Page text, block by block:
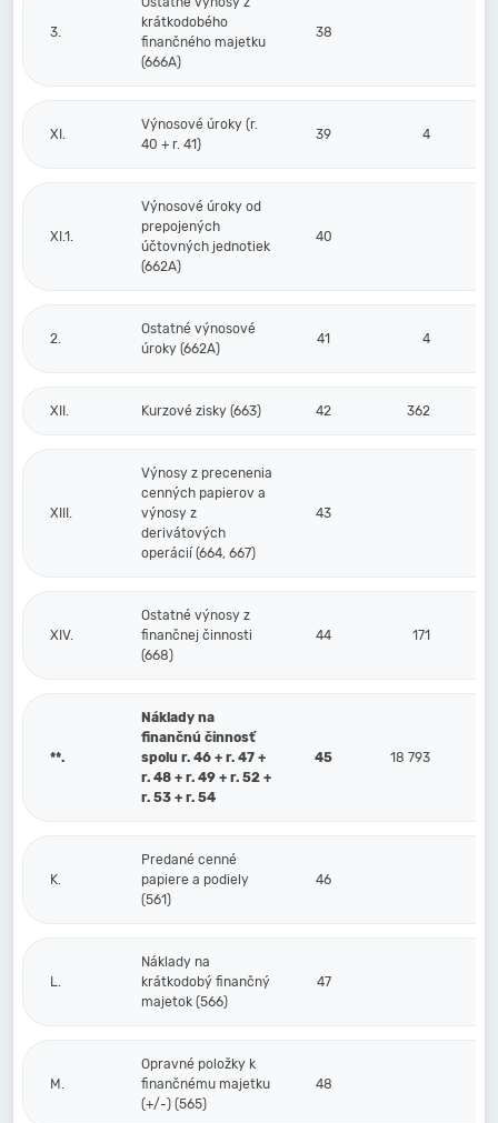
3.
krátkodobého
finančného majetku
(666A)
38
XI.
Výnosové úroky (r.
40 + r. 41)
39 4
XI.1.
Výnosové úroky od
prepojených
účtovných jednotiek
(662A)
40
2.
Ostatné výnosové
úroky (662A)
41 4
XII. Kurzové zisky (663) 42 362
XIII.
Výnosy z precenenia
cenných papierov a
výnosy z
derivátových
operácií (664, 667)
43
XIV.
Ostatné výnosy z
finančnej činnosti
(668)
44 171
**.
Náklady na
finančnú činnosť
spolu r. 46 + r. 47 +
r. 48 + r. 49 + r. 52 +
r. 53 + r. 54
45 18 793
K.
Predané cenné
papiere a podiely
(561)
46
L.
Náklady na
krátkodobý finančný
majetok (566)
47
M.
Opravné položky k
finančnému majetku
(+/-) (565)
48